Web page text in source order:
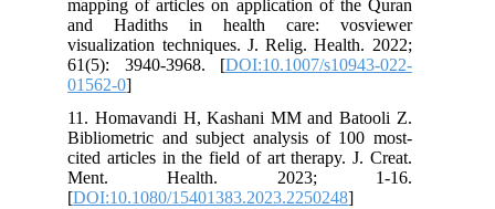
mapping of articles on application of the Quran
and Hadiths in health care: vosviewer
visualization techniques. J. Relig. Health. 2022;
61(5): 3940-3968. [DOI:10.1007/s10943-022-
01562-0
11. Homavandi H, Kashani MM and Batooli Z.
Bibliometric and subject analysis of 100 most-
cited articles in the field of art therapy. J. Creat.
Ment. Health. 2023; 1-16.
[DOI:10.1080/15401383.2023.2250248